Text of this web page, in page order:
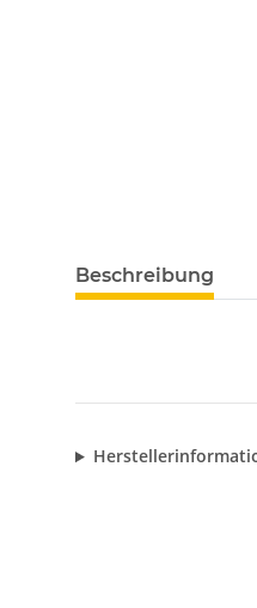
Beschreibung